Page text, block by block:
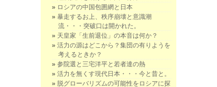
ロシアの中国包囲網と日本
暴走するお上、秩序崩壊と意識潮
流・・・突破口は開かれた。
天皇家「生前退位」の本音は何か？
活力の源はどこから？集団の有りようを
考えるときか？
参院選と三宅洋平と若者達の熱
活力を無くす現代日本・・・今と昔と。
脱グローバリズムの可能性をロシアに探